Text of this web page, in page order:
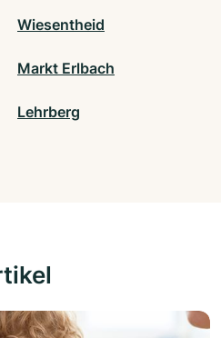
Wiesentheid
Markt Erlbach
Lehrberg